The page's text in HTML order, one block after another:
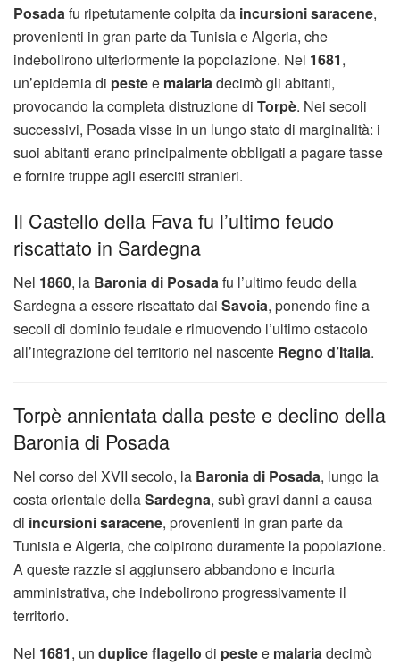
Posadafu ripetutamente colpita da incursioni saracene,
provenienti in gran parte da Tunisia e Algeria, che
indebolirono ulteriormente la popolazione. Nel 1681,
un’epidemia di pestee malariadecimò gli abitanti,
provocando la completa distruzione di Torpè. Nei secoli
successivi, Posada visse in un lungo stato di marginalità: i
suoi abitanti erano principalmente obbligati a pagare tasse
e fornire truppe agli eserciti stranieri.
Il Castello della Fava fu l’ultimo feudo
riscattato in Sardegna
Nel 1860, la Baronia di Posadafu l’ultimo feudo della
Sardegna a essere riscattato dai Savoia, ponendo fine a
secoli di dominio feudale e rimuovendo l’ultimo ostacolo
all’integrazione del territorio nel nascente Regno d’Italia.
Torpè annientata dalla peste e declino della
Baronia di Posada
Nel corso del XVII secolo, la Baronia di Posada, lungo la
costa orientale dellaSardegna, subì gravi danni a causa
di incursioni saracene, provenienti in gran parte da
Tunisia e Algeria, che colpirono duramente la popolazione.
A queste razzie si aggiunsero abbandono e incuria
amministrativa, che indebolirono progressivamente il
territorio.
Nel 1681, un duplice flagello di pestee malariadecimò